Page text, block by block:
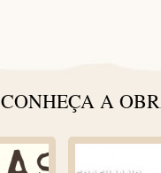
CONHEÇA A